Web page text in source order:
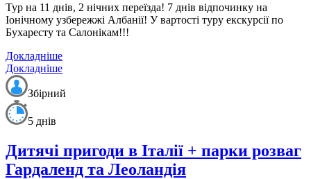
Тур на 11 днів, 2 нічних переїзда! 7 днів відпочинку на
Іонічному узбережжі Албанії! У вартості туру екскурсії по
Бухаресту та Салонікам!!!
Докладніше
Докладніше
Збірний
5 днів
Дитячі пригоди в Італії + парки розваг
Гардаленд та Леоландія